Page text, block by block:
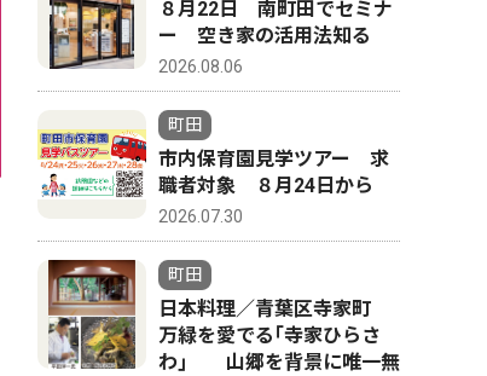
８月22日 南町田でセミナ
ー 空き家の活用法知る
2026.08.06
町田
市内保育園見学ツアー 求
職者対象 ８月24日から
2026.07.30
町田
日本料理／青葉区寺家町
万緑を愛でる｢寺家ひらさ
わ｣ 山郷を背景に唯一無